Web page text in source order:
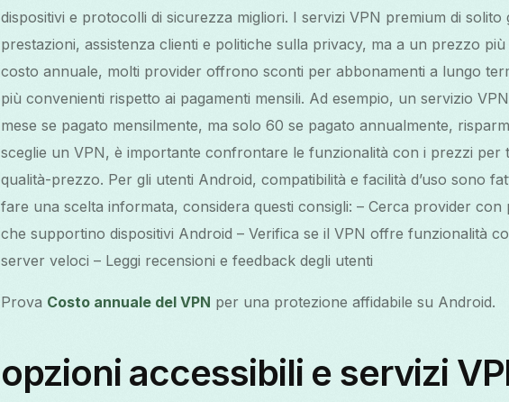
dispositivi e protocolli di sicurezza migliori. I servizi VPN premium di solito
prestazioni, assistenza clienti e politiche sulla privacy, ma a un prezzo
costo annuale, molti provider offrono sconti per abbonamenti a lungo
più convenienti rispetto ai pagamenti mensili. Ad esempio, un servizio
mese se pagato mensilmente, ma solo 60 se pagato annualmente,
sceglie un VPN, è importante confrontare le funzionalità con i prezzi
qualità-prezzo. Per gli utenti Android, compatibilità e facilità d’uso sono
fare una scelta informata, considera questi consigli: – Cerca provider con
che supportino dispositivi Android – Verifica se il VPN offre funzionalità
server veloci – Leggi recensioni e feedback degli utenti
Prova Costo annuale del VPN per una protezione affidabile su Android.
opzioni accessibili e servizi